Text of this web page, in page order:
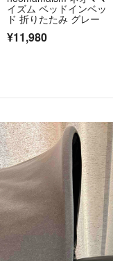
イズム ベッドインベッ
ド 折りたたみ グレー
¥11,980